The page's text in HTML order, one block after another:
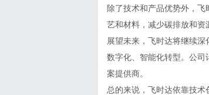
除了技术和产品优势外，
艺和材料，减少碳排放和资
展望未来，飞时达将继续
数字化、智能化转型。公
案提供商。
总的来说，飞时达依靠技